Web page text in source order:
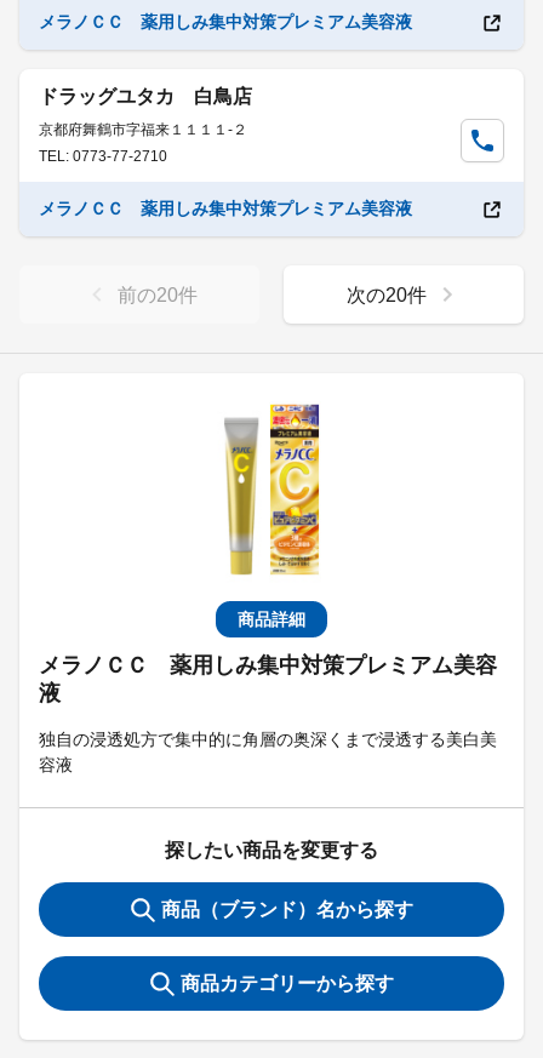
商品詳細
メラノＣＣ 薬用しみ集中対策プレミアム美容
液
独自の浸透処方で集中的に角層の奥深くまで浸透する美白美
容液
探したい商品を変更する
商品（ブランド）名から探す
商品カテゴリーから探す
メラノＣＣ 薬用しみ集中対策プレミアム美容液
ドラッグユタカ 白鳥店
京都府舞鶴市字福来１１１１-２
TEL: 0773-77-2710
メラノＣＣ 薬用しみ集中対策プレミアム美容液
前の20件 次の20件